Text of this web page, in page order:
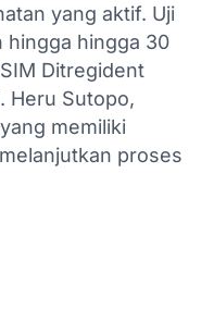
yang aktif. Uji
hingga hingga 30
Ditregident
Heru Sutopo,
memiliki
proses